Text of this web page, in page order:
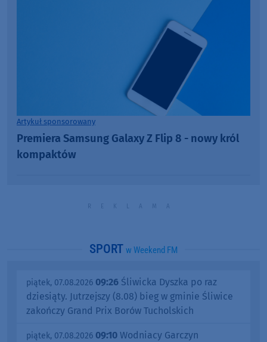
Artykuł sponsorowany
Premiera Samsung Galaxy Z Flip 8 - nowy król
kompaktów
SPORT w Weekend FM
piątek, 07.08.2026 09:26 Śliwicka Dyszka po raz
dziesiąty. Jutrzejszy (8.08) bieg w gminie Śliwice
zakończy Grand Prix Borów Tucholskich
piątek, 07.08.2026 09:10 Wodniacy Garczyn